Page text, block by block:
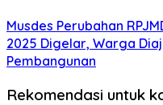
Musdes Perubahan
2025 Digelar, Warga
Pembangunan
Rekomendasi untuk